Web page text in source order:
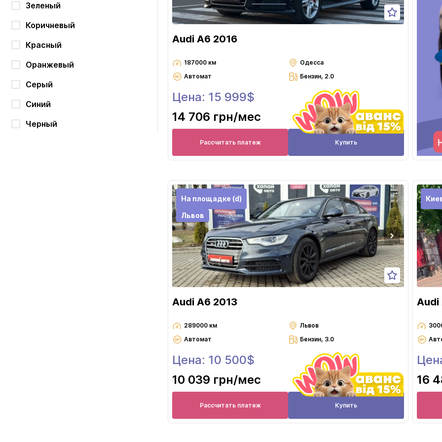
Зеленый
Коричневый
Красный
Оранжевый
Серый
Синий
Черный
Audi A6 2016
187000 км
Одесса
Автомат
Бензин, 2.0
Цена: 15 999$
14 706 грн/мес
Рассчитать платеж Купить
На площадке (d)
Львов
Audi A6 2013
289000 км
Львов
Автомат
Бензин, 3.0
Цена: 10 500$
10 039 грн/мес
Рассчитать платеж Купить
Audi
16